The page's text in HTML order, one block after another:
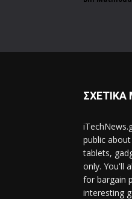
public
tablets,
only. You'll
for bargain
interesting